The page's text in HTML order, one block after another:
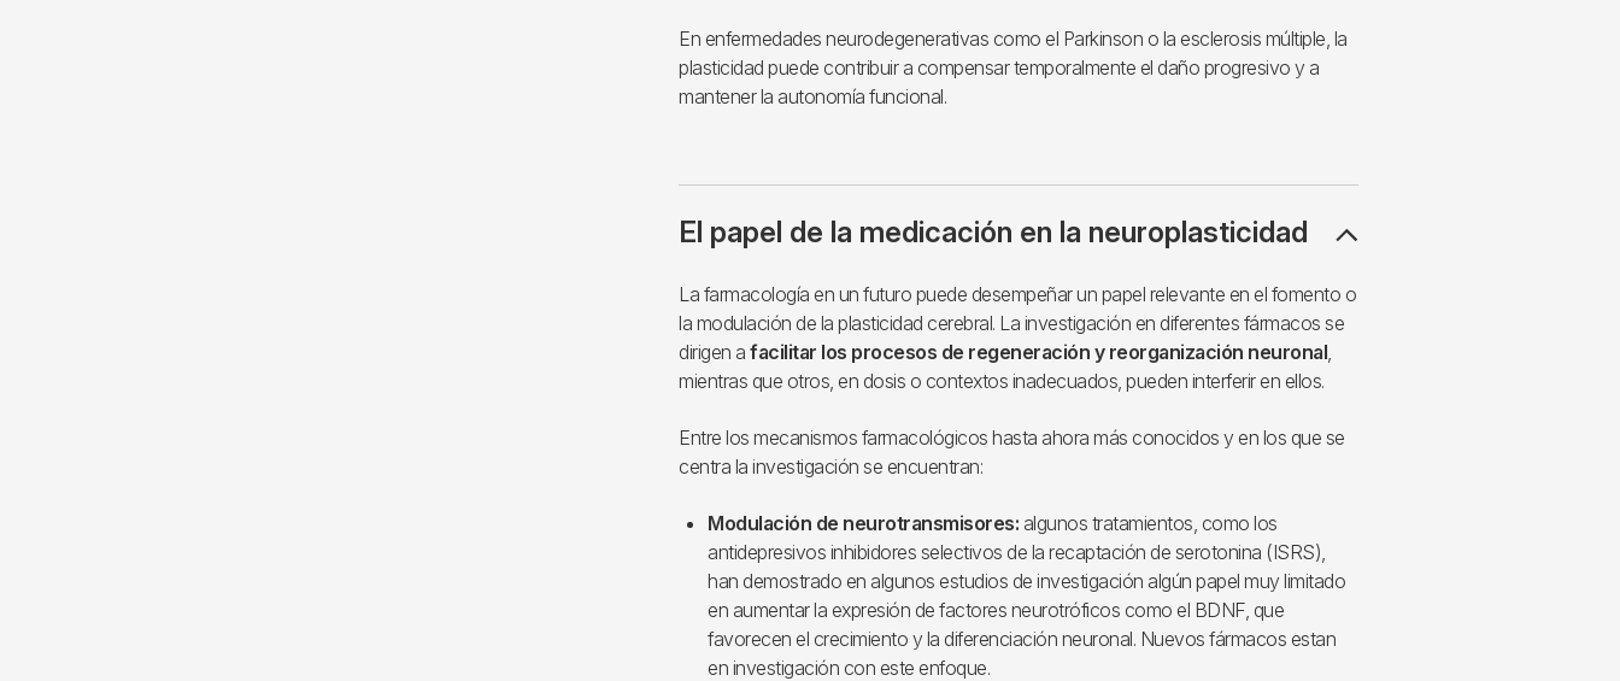
En enfermedades neurodegenerativas como el Parkinson o la esclerosis múltiple, la
plasticidad puede contribuir a compensar temporalmente el daño progresivo y a
mantener la autonomía funcional.
El papel de la medicación en la neuroplasticidad
La farmacología en un futuro puede desempeñar un papel relevante en el fomento o
la modulación de la plasticidad cerebral. La investigación en diferentes fármacos se
dirigen a facilitar los procesos de regeneración y reorganización neuronal
mientras que otros, en dosis o contextos inadecuados, pueden interferir en ellos.
Entre los mecanismos farmacológicos hasta ahora más conocidos y en los que se
centra la investigación se encuentran:
Modulación de neurotransmisores: algunos tratamientos, como los
antidepresivos inhibidores selectivos de la recaptación de serotonina (ISRS),
han demostrado en algunos estudios de investigación algún papel muy limitado
en aumentar la expresión de factores neurotróficos como el BDNF, que
favorecen el crecimiento y la diferenciación neuronal. Nuevos fármacos estan
en investigación con este enfoque.